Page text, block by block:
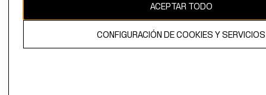
propiedad de H&M Hennes & Mauritz AB.ACEPTAR TODO
CONFIGURACIÓN DE COOKIES Y SERVICIOS